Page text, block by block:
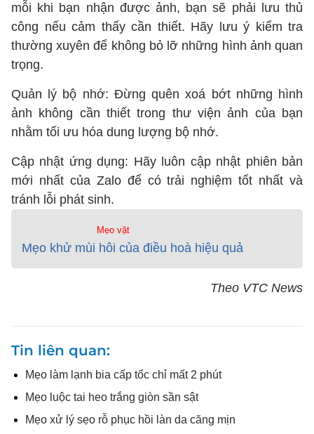
mỗi khi bạn nhận được ảnh, bạn sẽ phải lưu thủ
công nếu cảm thấy cần thiết. Hãy lưu ý kiểm tra
thường xuyên để không bỏ lỡ những hình ảnh quan
trọng.
Quản lý bộ nhớ: Đừng quên xoá bớt những hình
ảnh không cần thiết trong thư viện ảnh của bạn
nhằm tối ưu hóa dung lượng bộ nhớ.
Cập nhật ứng dụng: Hãy luôn cập nhật phiên bản
mới nhất của Zalo để có trải nghiệm tốt nhất và
tránh lỗi phát sinh.
Mẹo vặt
Mẹo khử mùi hôi của điều hoà hiệu quả
Theo VTC News
Tin liên quan
Mẹo làm lạnh bia cấp tốc chỉ mất 2 phút
Mẹo luộc tai heo trắng giòn sần sật
Mẹo xử lý sẹo rỗ phục hồi làn da căng mịn